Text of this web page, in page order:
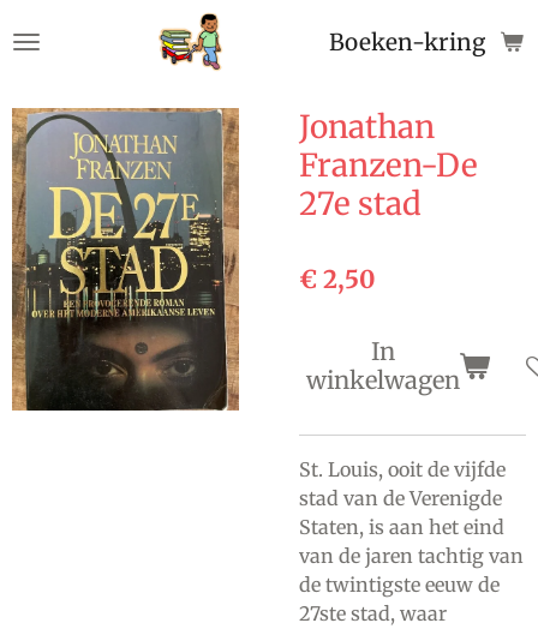
direct
de
hoofdinhoud
Boeken-
Jonathan
Franzen-De
27e stad
€ 2,50
In
winkelwagen
St. Louis, ooit de vijfde
stad van de Verenigde
Staten, is aan het eind
van de jaren tachtig van
de twintigste eeuw de
27ste stad, waar